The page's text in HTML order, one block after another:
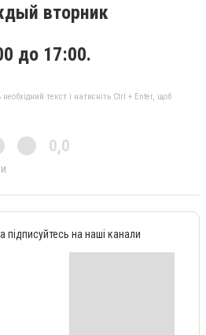
вторник
до 17:00.
текст і натисніть Ctrl + Enter, щоб
0,0
підписуйтесь на наші канали